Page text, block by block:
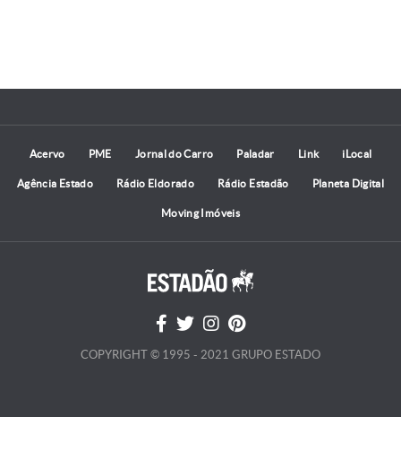
Acervo PME Jornal do Carro Paladar Link iLocal
Agência Estado Rádio Eldorado Rádio Estadão Planeta Digital
Moving Imóveis
COPYRIGHT © 1995 - 2021 GRUPO ESTADO